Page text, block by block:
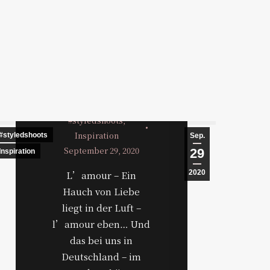
Sep.
29
2020
Inspiration
#styledshoots,
Inspiration
September 29, 2020
L’amour – Ein
Hauch von Liebe
liegt in der Luft –
l’amour eben… Und
das bei uns in
Deutschland – im